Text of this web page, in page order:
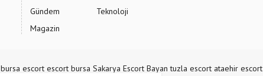
Gündem
Magazin
Teknoloji
bursa escort escort bursa Sakarya Escort Bayan tuzla escort ataehir escort